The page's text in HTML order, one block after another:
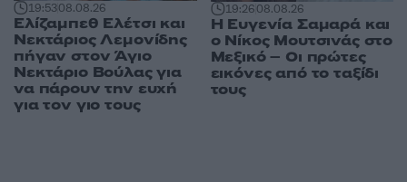
19:5308.08.26
Ελίζαμπεθ Ελέτσι και
Νεκτάριος Λεμονίδης
πήγαν στον Άγιο
Νεκτάριο Βούλας για
να πάρουν την ευχή
για τον γιο τους
19:2608.08.26
Η Ευγενία Σαμαρά και
ο Νίκος Μουτσινάς στο
Μεξικό – Οι πρώτες
εικόνες από το ταξίδι
τους